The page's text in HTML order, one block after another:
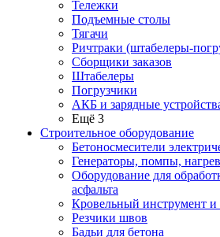
Тележки
Подъемные столы
Тягачи
Ричтраки (штабелеры-
Сборщики заказов
Штабелеры
Погрузчики
АКБ и зарядные
Ещё 3
Строительное оборудование
Бетоносмесители
Генераторы, помпы,
Оборудование для
асфальта
Кровельный инструмент и
Резчики швов
Бадьи для бетона